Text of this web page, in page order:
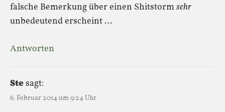
falsche Bemerkung über einen Shitstormsehr
unbedeutend erscheint …
Antworten
Stesagt:
6. Februar 2014 um 9:24 Uhr